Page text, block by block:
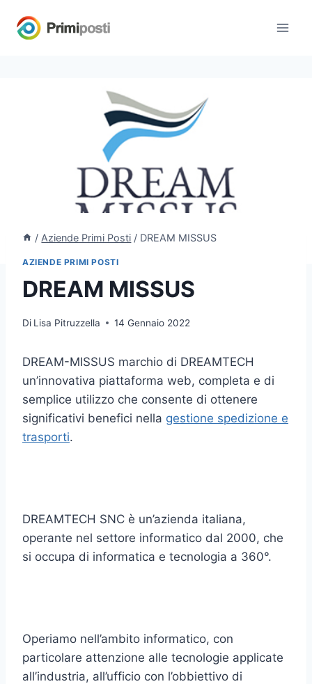
/ Aziende Primi Posti / DREAM MISSUS
AZIENDE PRIMI POSTI
DREAM MISSUS
Di Lisa Pitruzzella 14 Gennaio 2022
DREAM-MISSUS marchio di DREAMTECH
un’innovativa piattaforma web, completa e di
semplice utilizzo che consente di ottenere
significativi benefici nella gestione spedizione e
trasporti.
DREAMTECH SNC è un’azienda italiana,
operante nel settore informatico dal 2000, che
si occupa di informatica e tecnologia a 360°.
Operiamo nell’ambito informatico, con
particolare attenzione alle tecnologie applicate
all’industria, all’ufficio con l’obbiettivo di